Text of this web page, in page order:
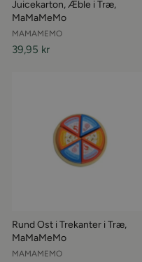
Juicekarton, Æble i Træ,
MaMaMeMo
MAMAMEMO
39,95 kr
Rund Ost i Trekanter i Træ,
MaMaMeMo
MAMAMEMO